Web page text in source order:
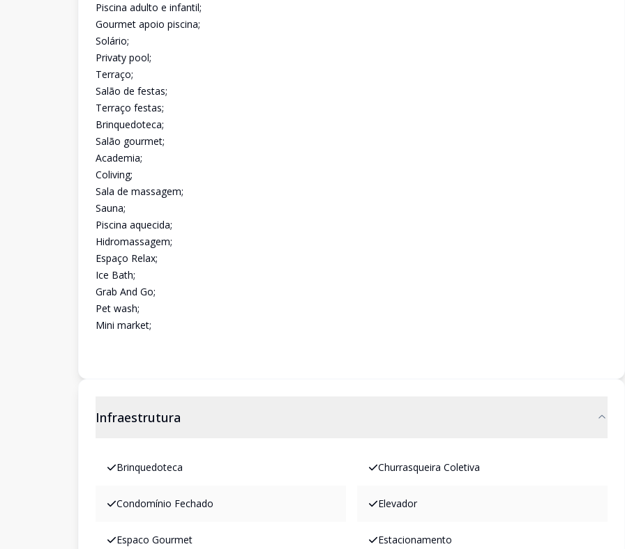
Piscina adulto e infantil;
Gourmet apoio piscina;
Solário;
Privaty pool;
Terraço;
Salão de festas;
Terraço festas;
Brinquedoteca;
Salão gourmet;
Academia;
Coliving;
Sala de massagem;
Sauna;
Piscina aquecida;
Hidromassagem;
Espaço Relax;
Ice Bath;
Grab And Go;
Pet wash;
Mini market;
Infraestrutura
Brinquedoteca Churrasqueira Coletiva
Condomínio Fechado Elevador
Espaco Gourmet Estacionamento